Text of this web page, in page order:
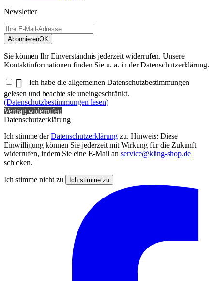
Newsletter
AbonnierenOK
Sie können Ihr Einverständnis jederzeit widerrufen. Unsere
Kontaktinformationen finden Sie u. a. in der Datenschutzerklärung.

Ich habe die allgemeinen Datenschutzbestimmungen
gelesen und beachte sie uneingeschränkt.
(Datenschutzbestimmungen lesen)
Vertrag widerrufen
Datenschutzerklärung
Ich stimme derDatenschutzerklärung zu. Hinweis: Diese
Einwilligung können Sie jederzeit mit Wirkung für die Zukunft
widerrufen, indem Sie eine E-Mail an service@kling-shop.de
schicken.
Ich stimme nicht zu Ich stimme zu